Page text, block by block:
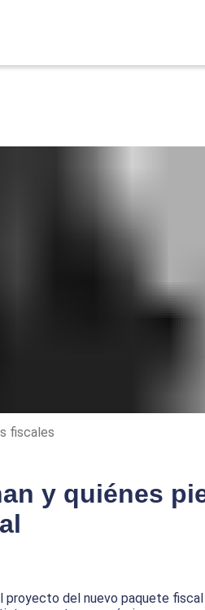
fiscales
y quiénes
proyecto del nuevo paquete